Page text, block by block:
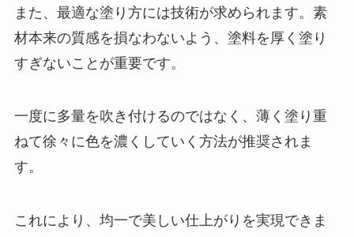
売ってないの？リゲイントリプル
フォースってなに？
Amazonや楽天で買える？効果な
しってほんと？口コミは？
てる？どこで買える？
また、最適な塗り方には技術が求められます。素
材本来の質感を損なわないよう、塗料を厚く塗り
すぎないことが重要です。
一度に多量を吹き付けるのではなく、薄く塗り重
ねて徐々に色を濃くしていく方法が推奨されま
す。
これにより、均一で美しい仕上がりを実現できま